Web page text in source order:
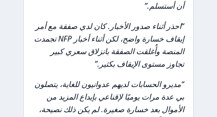
أن أستسلم.”
“احذر أثناء صدور الأخبار. كان لدي صفقة مع أمر
إيقاف خسارة واضح، لكن أثناء أخبار NFP تجمدت
المنصة وأُغلقت الصفقة بانزلاق سعري كبير
تجاوز مستوى الإيقاف بكثير.”
“مديرو الحسابات لديهم عدوانيون للغاية، يتصلون
بي عدة مرات يوميًا لإقناعي بإيداع المزيد من
الأموال بعد خسارة صغيرة. لم يكن ذلك نصيحة،